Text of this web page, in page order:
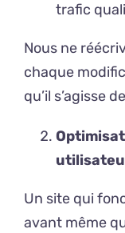
trafic
Nous ne
chaque
qu’il s’agisse
Un site qui
avant même